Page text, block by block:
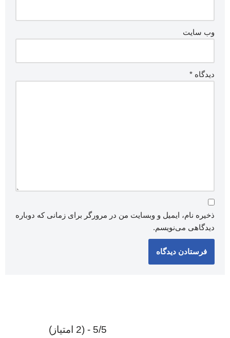
وب‌ سایت
دیدگاه *
ذخیره نام، ایمیل و وبسایت من در مرورگر برای زمانی که دوباره
دیدگاهی می‌نویسم.
5/5 - (2 امتیاز)